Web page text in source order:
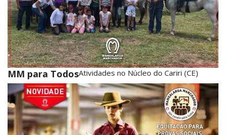
MM para TodosAtividades no Núcleo do Cariri (CE)